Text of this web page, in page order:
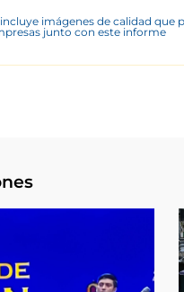
imágenes de calidad que
junto con este informe